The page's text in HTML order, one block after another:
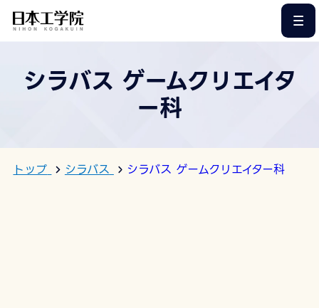
シラバス ゲームクリエイタ
ー科
トップ シラバス シラバス ゲームクリエイター科